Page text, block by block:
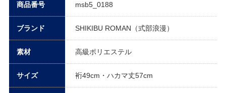
商品番号 msb5_0188
ブランド SHIKIBU ROMAN（式部浪漫）
素材 高級ポリエステル
サイズ 裄49cm・ハカマ丈57cm